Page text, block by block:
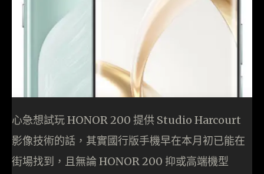
心急想試玩 HONOR 200 提供 Studio Harcourt
影像技術的話，其實國行版手機早在本月初已能在
街場找到，且無論 HONOR 200 抑或高端機型